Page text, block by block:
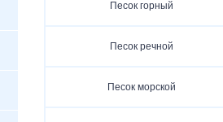
Песок горный
Песок речной
Песок морской